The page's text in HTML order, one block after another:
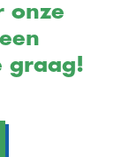
onze
graag!